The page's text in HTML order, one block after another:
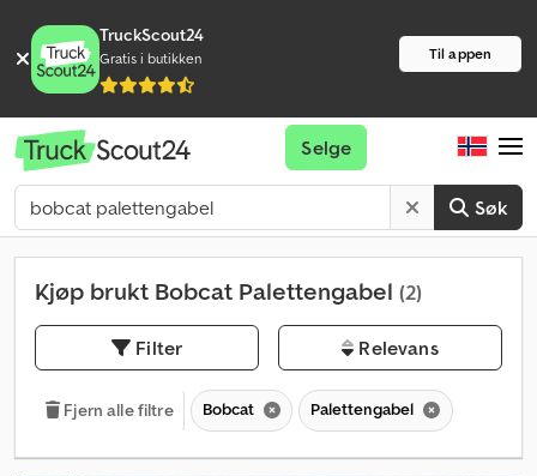
TruckScout24
Gratis i butikken Til appen
Søk
Selge
Kjøp brukt Bobcat Palettengabel (2)
Filter Relevans
Fjern alle filtre Bobcat Palettengabel